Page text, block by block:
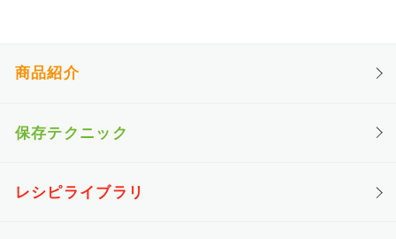
商品紹介
保存テクニック
レシピライブラリ